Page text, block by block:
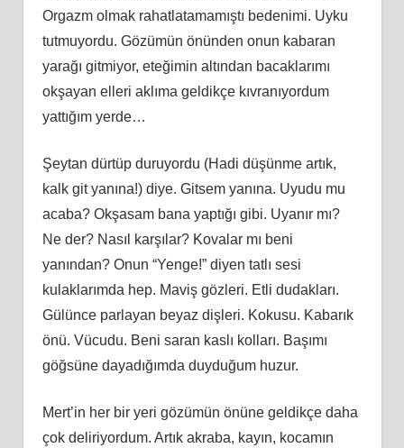
Orgazm olmak rahatlatamamıştı bedenimi. Uyku
tutmuyordu. Gözümün önünden onun kabaran
yarağı gitmiyor, eteğimin altından bacaklarımı
okşayan elleri aklıma geldikçe kıvranıyordum
yattığım yerde…
Şeytan dürtüp duruyordu (Hadi düşünme artık,
kalk git yanına!) diye. Gitsem yanına. Uyudu mu
acaba? Okşasam bana yaptığı gibi. Uyanır mı?
Ne der? Nasıl karşılar? Kovalar mı beni
yanından? Onun “Yenge!” diyen tatlı sesi
kulaklarımda hep. Maviş gözleri. Etli dudakları.
Gülünce parlayan beyaz dişleri. Kokusu. Kabarık
önü. Vücudu. Beni saran kaslı kolları. Başımı
göğsüne dayadığımda duyduğum huzur.
Mert’in her bir yeri gözümün önüne geldikçe daha
çok deliriyordum. Artık akraba, kayın, kocamın